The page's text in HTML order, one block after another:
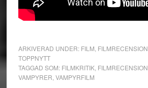
ARKIVERAD UNDER: FILM FILMRECENSION
TOPPNYTT
TAGGAD SOM: FILMKRITIK, FILMRECENSION
VAMPYRER VAMPYRFILM